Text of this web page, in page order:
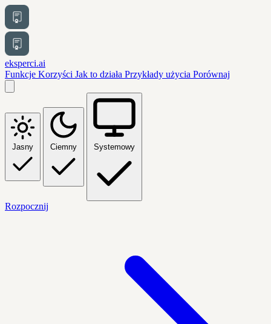
eksperci.ai
Funkcje Korzyści Jak to działa Przykłady użycia Porównaj
Jasny Ciemny Systemowy
Rozpocznij